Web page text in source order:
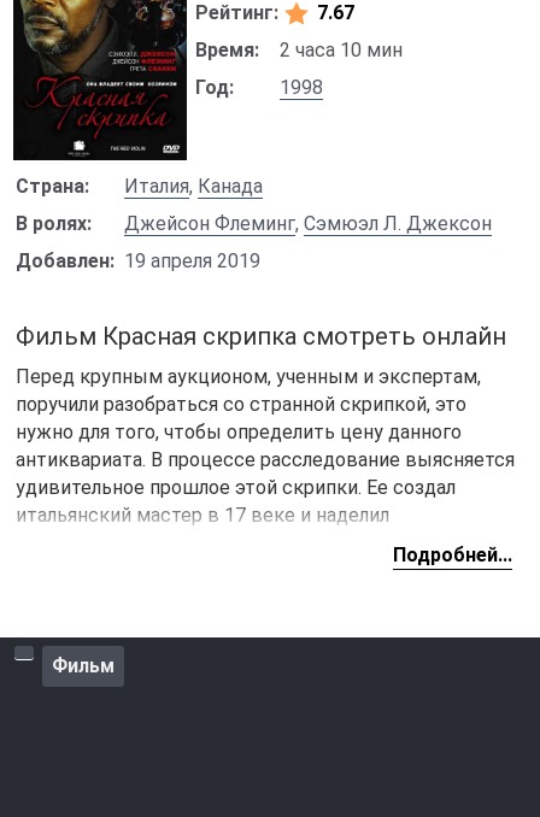
Рейтинг:
7.67
Время:
2 часа 10 мин
Год:
1998
Страна: Италия, Канада
В ролях:
Джейсон Флеминг,Сэмюэл Л. Джексон
Добавлен: 19 апреля 2019
Фильм Красная скрипка смотреть онлайн
Перед крупным аукционом, ученным и экспертам,
поручили разобраться со странной скрипкой, это
нужно для того, чтобы определить цену данного
антиквариата. В процессе расследование выясняется
удивительное прошлое этой скрипки. Ее создал
итальянский мастер в 17 веке и наделил
способностью осуществлять желания своих хозяев.
Один из экспертов приходит к выводу, чтокрасная
Подробней...
Фильм